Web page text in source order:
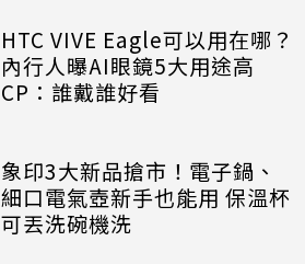
HTC VIVE Eagle可以用在哪？
內行人曝AI眼鏡5大用途高
CP：誰戴誰好看
象印3大新品搶市！電子鍋、
細口電氣壺新手也能用 保溫杯
可丟洗碗機洗